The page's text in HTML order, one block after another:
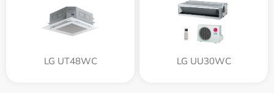
LG UT48WC LG UU30WC